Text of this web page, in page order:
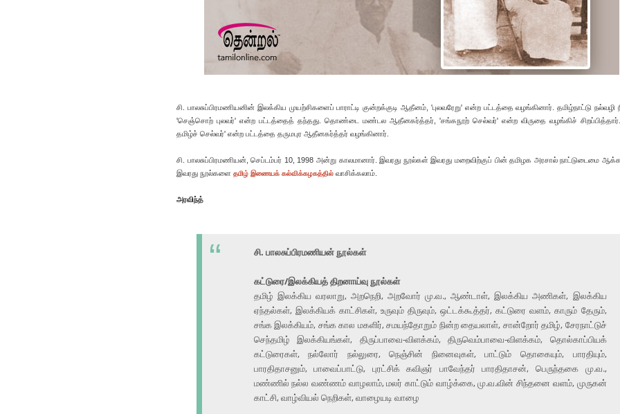
சி. பாலசுப்பிரமணியனின் இலக்கிய முயற்சிகளைப் பாராட்டி குன்றக்குடி ஆதீனம், 'புலவரேறு' என்ற பட்டத்தை வழங்கினார். தமிழ்நாட்டு நல்வழி
'செஞ்சொற் புலவர்' என்ற பட்டத்தைத் தந்தது. தொண்டை மண்டல ஆதீனகர்த்தர், 'சங்கநூற் செல்வர்' என்ற விருதை வழங்கிச்
தமிழ்ச் செல்வர்' என்ற பட்டத்தை தருமபுர ஆதீனகர்த்தர் வழங்கினார்.
சி. பாலசுப்பிரமணியன், செப்டம்பர் 10, 1998 அன்று காலமானார். இவரது நூல்கள் இவரது மறைவிற்குப் பின் தமிழக அரசால் நாட்டுடைமை
இவரது நூல்களை தமிழ் இணையக் கல்விக்கழகத்தில் வாசிக்கலாம்.
அரவிந்த்
சி. பாலசுப்பிரமணியன் நூல்கள்
கட்டுரை/இலக்கியத் திறனாய்வு நூல்கள்
தமிழ் இலக்கிய வரலாறு, அறநெறி, அறவோர் மு.வ., ஆண்டாள், இலக்கிய அணிகள், இலக்கிய
ஏந்தல்கள், இலக்கியக் காட்சிகள், உருவும் திருவும், ஒட்டக்கூத்தர், கட்டுரை வளம், காரும் தேரும்,
சங்க இலக்கியம், சங்க கால மகளிர், சமயந்தோறும் நின்ற தையலாள், சான்றோர் தமிழ், சேரநாட்டுச்
செந்தமிழ் இலக்கியங்கள், திருப்பாவை-விளக்கம், திருவெம்பாவை-விளக்கம், தொல்காப்பியக்
கட்டுரைகள், நல்லோர் நல்லுரை, நெஞ்சின் நினைவுகள், பாட்டும் தொகையும், பாரதியும்,
பாரதிதாசனும், பாவைப்பாட்டு, புரட்சிக் கவிஞர் பாவேந்தர் பாரதிதாசன், பெருந்தகை மு.வ.,
மண்ணில் நல்ல வண்ணம் வாழலாம், மலர் காட்டும் வாழ்க்கை, மு.வ.வின் சிந்தனை வளம், முருகன்
காட்சி, வாழ்வியல் நெறிகள், வாழையடி வாழை